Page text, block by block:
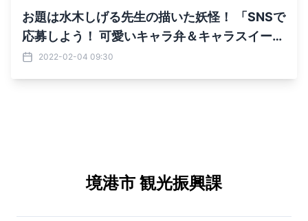
お題は水木しげる先生の描いた妖怪！ 「SNSで
応募しよう！ 可愛いキャラ弁＆キャラスイーツ
コンテスト」を 2022年2月4日(金)から3月8日
2022-02-04 09:30
境港市 観光振興課